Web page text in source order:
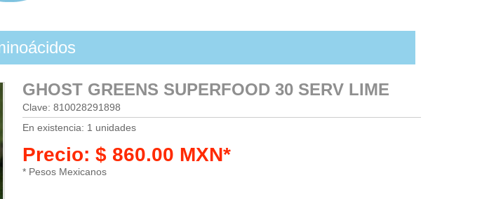
GHOST GREENS SUPERFOOD 30 SERV LIME
Clave: 810028291898
En existencia: 1 unidades
Precio: $ 860.00 MXN*
* Pesos Mexicanos